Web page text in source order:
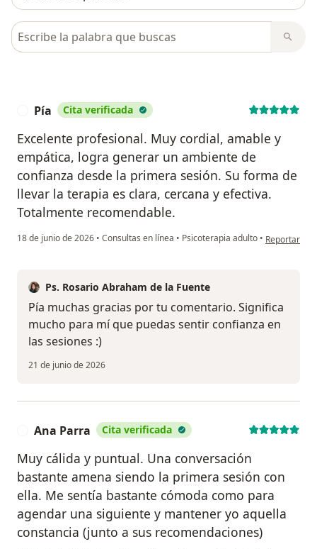
Busca en opiniones
Pía Cita verificada
Excelente profesional. Muy cordial, amable y
empática, logra generar un ambiente de
confianza desde la primera sesión. Su forma de
llevar la terapia es clara, cercana y efectiva.
Totalmente recomendable.
18 de junio de 2026 • Consultas en línea • Psicoterapia adulto • en opinión
Reportar
Ps. Rosario Abraham de la Fuente
Pía muchas gracias por tu comentario. Significa
mucho para mí que puedas sentir confianza en
las sesiones :)
21 de junio de 2026
Ana Parra Cita verificada
Muy cálida y puntual. Una conversación
bastante amena siendo la primera sesión con
ella. Me sentía bastante cómoda como para
agendar una siguiente y mantener yo aquella
constancia (junto a sus recomendaciones)